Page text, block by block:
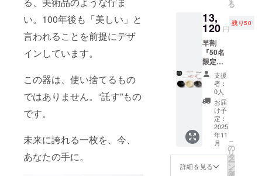
い。100年後も「美しい」と
言われることを前提にデザ
インしています。
この器は、使い捨てるもの
ではありません。“託す”もの
です。
未来に誇れる一枚を、今、
あなたの手に。
塗装
（金が
混ざっ
てるデ
ザイン
は剥が
れ防止
のため
表面に
ウレタ
ンコー
ティン
グ）
る
13,
120 円
残り50
早割
『50名
限定』
センテ
ネ
ディー
ププ
レート
深皿ス
クープ
サイ
ズ：
φ257×
H50mm
重さ：
支援
者：
0人
お届
け予
定：
2025
年11
月
詳細を見る
こ
の
リ
タ
ー
ン
を